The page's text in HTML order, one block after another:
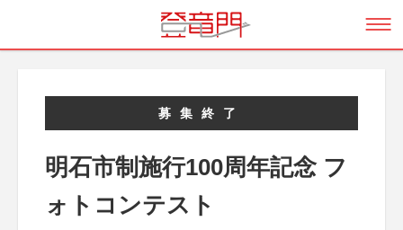
募集終了
明石市制施行100周年記念 フ
ォトコンテスト